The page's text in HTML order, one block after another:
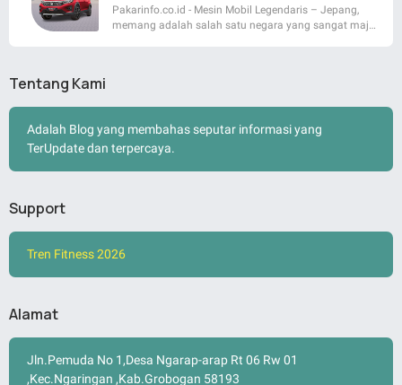
Pakarinfo.co.id - Mesin Mobil Legendaris – Jepang,
memang adalah salah satu negara yang sangat maj…
Tentang Kami
Adalah Blog yang membahas seputar informasi yang
TerUpdate dan terpercaya.
Support
Tren Fitness 2026
Alamat
Jln.Pemuda No 1,Desa Ngarap-arap Rt 06 Rw 01
,Kec.Ngaringan ,Kab.Grobogan 58193